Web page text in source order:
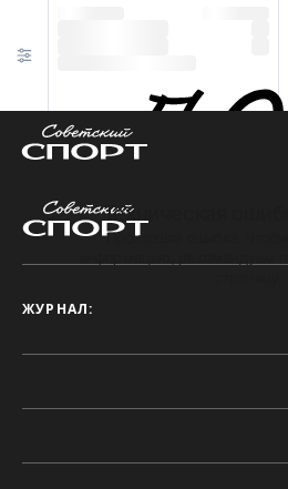
Техническая
Произошла ошибка.
ЖУРНАЛ: